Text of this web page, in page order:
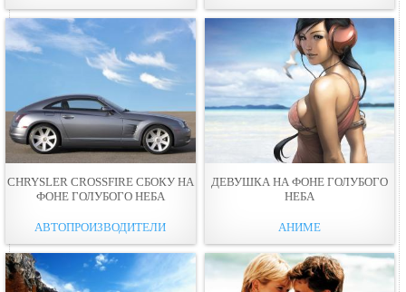
CHRYSLER CROSSFIRE СБОКУ НА
ФОНЕ ГОЛУБОГО НЕБА
АВТОПРОИЗВОДИТЕЛИ
ДЕВУШКА НА ФОНЕ ГОЛУБОГО
НЕБА
АНИМЕ